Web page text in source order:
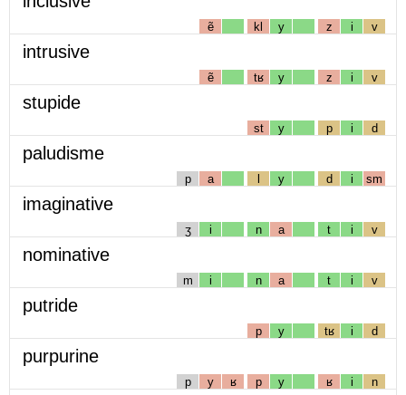
ẽ kl y z i v
intrusive
ẽ tʁ y z i v
stupide
st y p i d
paludisme
p a l y d i sm
imaginative
ʒ i n a t i v
nominative
m i n a t i v
putride
p y tʁ i d
purpurine
p y ʁ p y ʁ i n